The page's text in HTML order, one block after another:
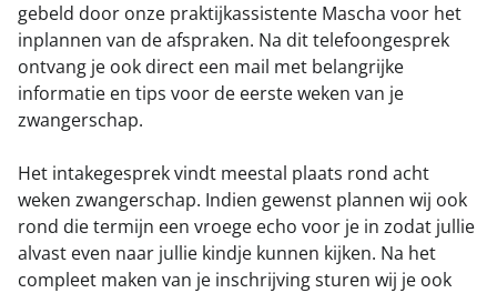
gebeld door onze praktijkassistente Mascha voor het
inplannen van de afspraken. Na dit telefoongesprek
ontvang je ook direct een mail met belangrijke
informatie en tips voor de eerste weken van je
zwangerschap.
Het intakegesprek vindt meestal plaats rond acht
weken zwangerschap. Indien gewenst plannen wij ook
rond die termijn een vroege echo voor je in zodat jullie
alvast even naar jullie kindje kunnen kijken. Na het
compleet maken van je inschrijving sturen wij je ook